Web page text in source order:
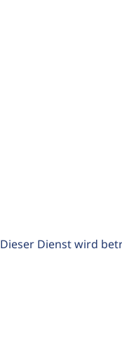
Dieser Dienst wird